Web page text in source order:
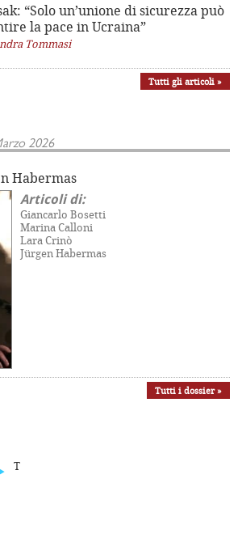
“Solo un’unione di sicurezza può
la pace in Ucraina”
Tommasi
Tutti gli articoli »
2026
Habermas
Articoli di:
Giancarlo Bosetti
Marina Calloni
Lara Crinò
Jürgen Habermas
Tutti i dossier »
T